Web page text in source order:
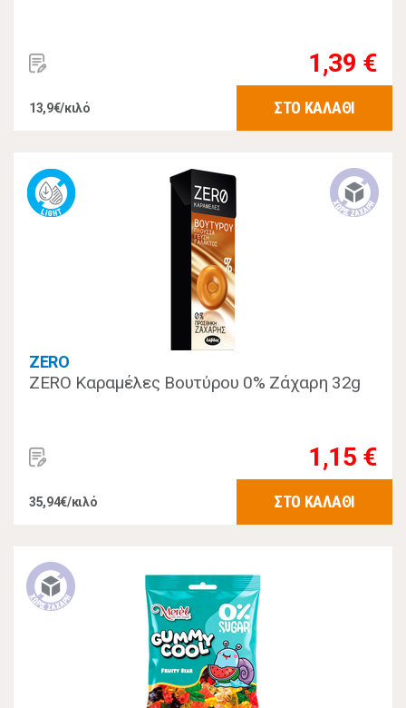
1,39 €
13,9€/κιλό ΣΤΟ ΚΑΛΑΘΙ
ZERO
ZERO Καραμέλες Βουτύρου 0% Zάχαρη 32g
1,15 €
35,94€/κιλό ΣΤΟ ΚΑΛΑΘΙ